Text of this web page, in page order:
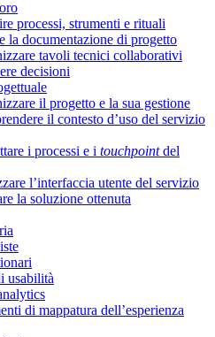
processi, strumenti e rituali
la documentazione di progetto
tavoli tecnici collaborativi
decisioni
il progetto e la sua gestione
il contesto d’uso del servizio
i processi e i touchpointdel
l’interfaccia utente del servizio
la soluzione ottenuta
usabilità
di mappatura dell’esperienza